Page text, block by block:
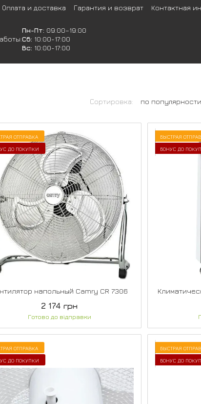
Оплата и доставка Гарантия и возврат Контактная
Пн-Пт: 09:00–19:00
Сб: 10:00-17:00
Вс: 10:00-17:00
Сортировка: по популярности
ОТПРАВКА
ДО ПОКУПКИ
напольный Camry CR 7306
2 174 грн
Готово до відправки
БЫСТРАЯ
БОНУС ДО
ОТПРАВКА
ДО ПОКУПКИ
БЫСТРАЯ
БОНУС ДО